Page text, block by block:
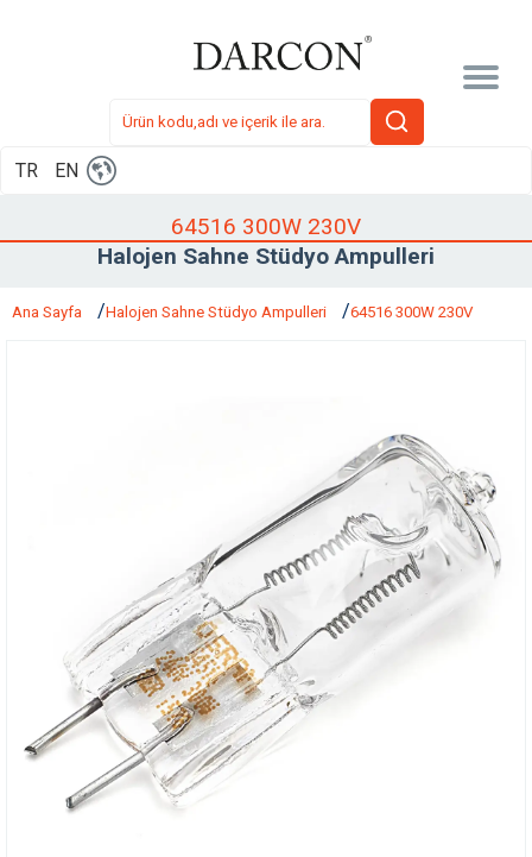
TR EN
64516 300W 230V
Halojen Sahne Stüdyo Ampulleri
Ana Sayfa Halojen Sahne Stüdyo Ampulleri 64516 300W 230V